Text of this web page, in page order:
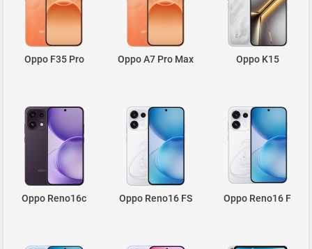
Oppo F35 Pro Oppo A7 Pro Max Oppo K15
Oppo Reno16c Oppo Reno16 FS Oppo Reno16 F